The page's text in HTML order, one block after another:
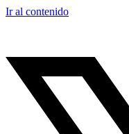
Ir al contenido